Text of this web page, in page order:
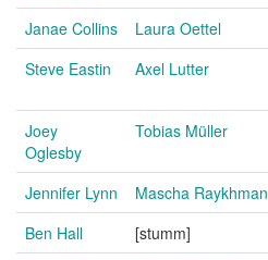
Janae Collins
Laura Oettel
Steve Eastin
Axel Lutter
Joey
Oglesby
Tobias Müller
Jennifer Lynn Mascha Raykhman
Ben Hall
[stumm]